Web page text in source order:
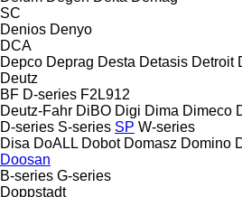
SC
Denios Denyo
DCA
Depco Deprag Desta Detasis Detroit
Deutz
BF D-series F2L912
Deutz-Fahr DiBO Digi Dima Dimeco
D-series S-series SP W-series
Disa DoALL Dobot Domasz Domino
Doosan
B-series G-series
Doppstadt